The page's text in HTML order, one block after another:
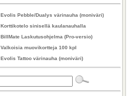
Evolis Pebble/Dualys värinauha (moniväri)
Korttikotelo sinisellä kaulanauhalla
BillMate Laskutusohjelma (Pro-versio)
Valkoisia muovikortteja 100 kpl
Evolis Tattoo värinauha (moniväri)